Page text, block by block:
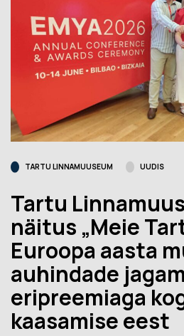
TARTU LINNAMUUSEUM UUDIS
Tartu
näitus „Meie
Euroopa aasta
auhindade
eripreemiaga
kaasamise eest